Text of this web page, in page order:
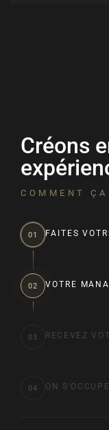
Créons
COMMENT ÇA
01 FAITES
02 VOTRE
03 RECEVEZ
04 ON